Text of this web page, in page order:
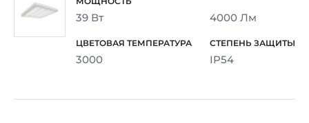
39 Вт 4000 Лм
3000 IP54